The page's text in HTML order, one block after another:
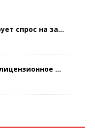
спрос на за...
...